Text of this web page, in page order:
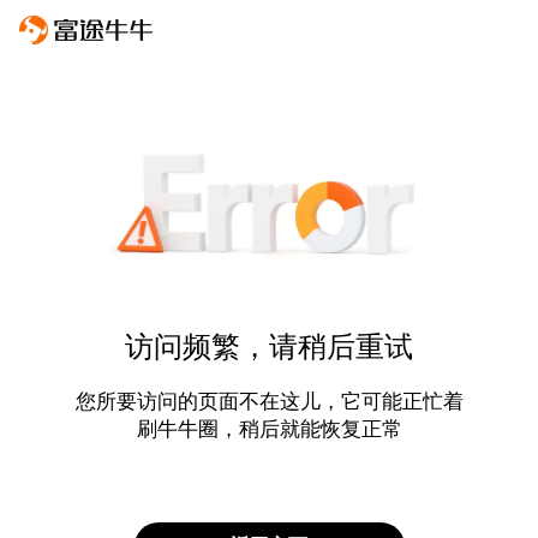
访问频繁，请稍后重试
您所要访问的页面不在这儿，它可能正忙着
刷牛牛圈，稍后就能恢复正常